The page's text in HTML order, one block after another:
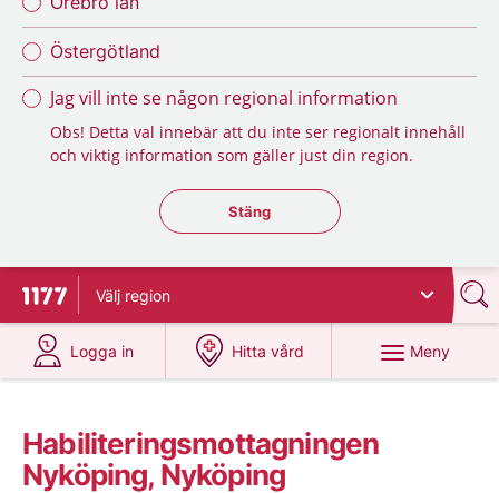
Östergötland
Jag vill inte se någon regional information
Obs! Detta val innebär att du inte ser regionalt innehåll
och viktig information som gäller just din region.
Stäng regionsväljaren
Stäng
Till startsidan för 1177
Välj region
Logga in
på 1177.se
Hitta vård
på 1177.se
Meny
Habiliteringsmottagningen
Nyköping, Nyköping